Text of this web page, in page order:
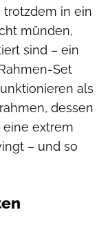
in ein
münden,
sind – ein
Set
als
dessen
eine extrem
– und so